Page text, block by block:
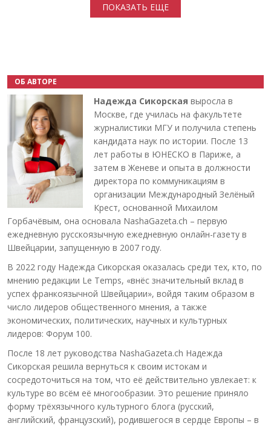
ПОКАЗАТЬ ЕЩЕ
ОБ АВТОРЕ
Надежда Сикорская выросла в
Москве, где училась на факультете
журналистики МГУ и получила степень
кандидата наук по истории. После 13
лет работы в ЮНЕСКО в Париже, а
затем в Женеве и опыта в должности
директора по коммуникациям в
организации Международный Зелёный
Крест, основанной Михаилом
Горбачёвым, она основала NashaGazeta.ch – первую
ежедневную русскоязычную ежедневную онлайн-газету в
Швейцарии, запущенную в 2007 году.
В 2022 году Надежда Сикорская оказалась среди тех, кто, по
мнению редакции Le Temps, «внёс значительный вклад в
успех франкоязычной Швейцарии», войдя таким образом в
число лидеров общественного мнения, а также
экономических, политических, научных и культурных
лидеров: Форум 100.
После 18 лет руководства NashaGazeta.ch Надежда
Сикорская решила вернуться к своим истокам и
сосредоточиться на том, что её действительно увлекает: к
культуре во всём её многообразии. Это решение приняло
форму трёхязычного культурного блога (русский,
английский, французский), родившегося в сердце Европы – в